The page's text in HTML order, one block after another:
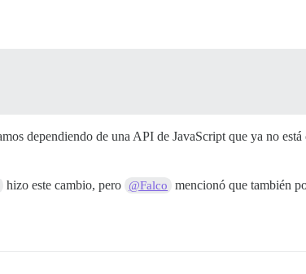
dependiendo de una API de JavaScript que ya no
hizo este cambio, pero @Falco mencionó que también